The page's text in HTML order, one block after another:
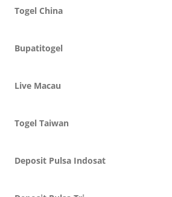
Togel China
Bupatitogel
Live Macau
Togel Taiwan
Deposit Pulsa Indosat